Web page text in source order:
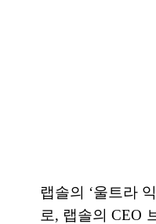
랩솔의 ‘울트라
로, 랩솔의 CEO